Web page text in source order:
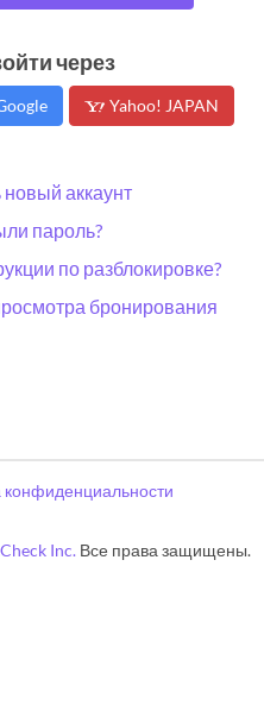
через
Yahoo! JAPAN
новый аккаунт
пароль?
по разблокировке?
бронирования
конфиденциальности
Inc.Все права защищены.